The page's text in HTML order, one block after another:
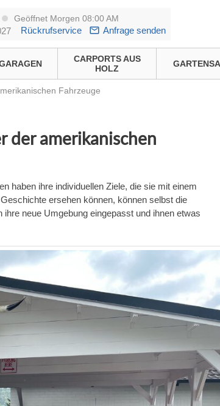
Geöffnet Morgen 08:00 AM
Rückrufservice Anfrage senden
CARPORTS AUS
HOLZ
Fahrzeuge
der amerikanischen
haben ihre individuellen Ziele, die sie mit einem
ersehen können, können selbst die
neue Umgebung eingepasst und ihnen etwas